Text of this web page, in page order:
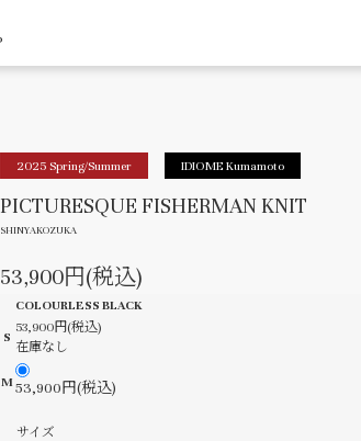
2025 Spring/Summer IDIOME Kumamoto
PICTURESQUE FISHERMAN KNIT
SHINYAKOZUKA
53,900円(税込)
COLOURLESS BLACK
S
53,900円(税込)
在庫なし
M53,900円(税込)
サイズ